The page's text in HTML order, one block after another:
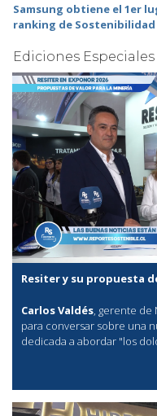
Samsung obtiene el 1er
ranking de Sostenibilidad
Ediciones Especiales
Resiter y su propuesta
Carlos Valdés, gerente de
para conversar sobre una
dedicada a abordar "los